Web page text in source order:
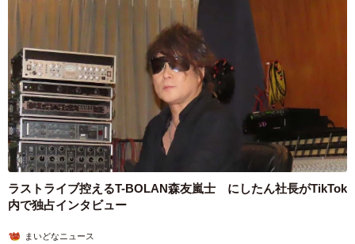
ラストライブ控えるT-BOLAN森友嵐士 にしたん社長がTikTok
内で独占インタビュー
まいどなニュース